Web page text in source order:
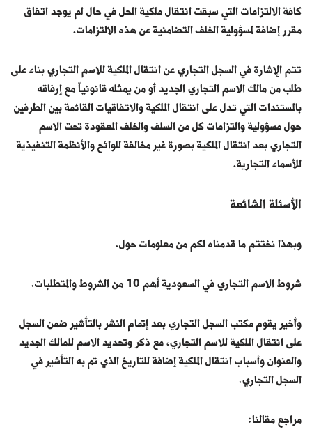
كافة الالتزامات التي سبقت انتقال ملكية المحل في حال لم يوجد اتفاق
مقرر إضافة لمسؤولية الخلف التضامنية عن هذه الالتزامات.
تتم الإشارة في السجل التجاري عن انتقال الملكية للاسم التجاري بناء على
طلب من مالك الاسم التجاري الجديد أو من يمثله قانونياً مع إرفاقه
بالمستندات التي تدل على انتقال الملكية والاتفاقيات القائمة بين الطرفين
حول مسؤولية والتزامات كل من السلف والخلف المعقودة تحت الاسم
التجاري بعد انتقال الملكية بصورة غير مخالفة للوائح والأنظمة التنفيذية
للأسماء التجارية.
الأسئلة الشائعة
وبهذا نختتم ما قدمناه لكم من معلومات حول.
شروط الاسم التجاري في السعودية أهم 10 من الشروط والمتطلبات.
وأخير يقوم مكتب السجل التجاري بعد إتمام النشر بالتأشير ضمن السجل
على انتقال الملكية للاسم التجاري، مع ذكر وتحديد الاسم للمالك الجديد
والعنوان وأسباب انتقال الملكية إضافة للتاريخ الذي تم به التأشير في
السجل التجاري.
مراجع مقالنا: